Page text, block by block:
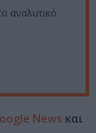
αναλυτικό
News και